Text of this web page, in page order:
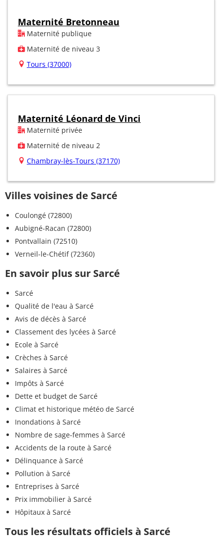
Maternité Bretonneau
Maternité publique
Maternité de niveau 3
Tours (37000)
Maternité Léonard de Vinci
Maternité privée
Maternité de niveau 2
Chambray-lès-Tours (37170)
Villes voisines de Sarcé
Coulongé (72800)
Aubigné-Racan (72800)
Pontvallain (72510)
Verneil-le-Chétif (72360)
En savoir plus sur Sarcé
Sarcé
Qualité de l'eau à Sarcé
Avis de décès à Sarcé
Classement des lycées à Sarcé
Ecole à Sarcé
Crèches à Sarcé
Salaires à Sarcé
Impôts à Sarcé
Dette et budget de Sarcé
Climat et historique météo de Sarcé
Inondations à Sarcé
Nombre de sage-femmes à Sarcé
Accidents de la route à Sarcé
Délinquance à Sarcé
Pollution à Sarcé
Entreprises à Sarcé
Prix immobilier à Sarcé
Hôpitaux à Sarcé
Tous les résultats officiels à Sarcé